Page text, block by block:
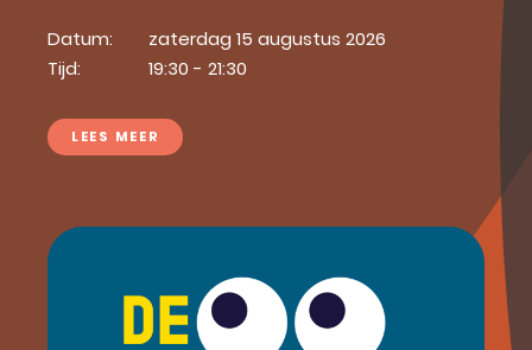
Datum:
Tijd:
zaterdag 15 augustus 2026
19:30 - 21:30
LEES MEER